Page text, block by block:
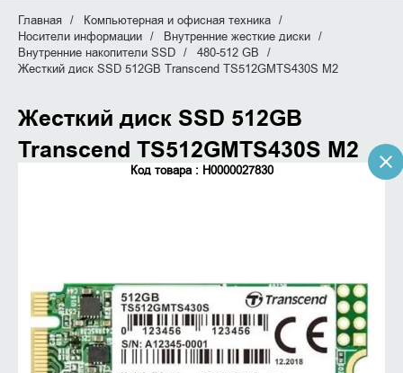
Главная
Компьютерная и офисная техника
Носители информации
Внутренние жесткие диски
Внутренние накопители SSD
480-512 GB
Жесткий диск SSD 512GB Transcend TS512GMTS430S M2
Жесткий диск SSD 512GB
Transcend TS512GMTS430S M2
Код товара : Н0000027830